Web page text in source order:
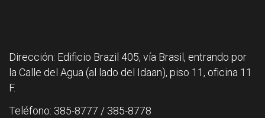
Dirección: Edificio Brazil 405, vía Brasil, entrando por
la Calle del Agua (al lado del Idaan), piso 11, oficina 11
F.
Teléfono: 385-8777 / 385-8778